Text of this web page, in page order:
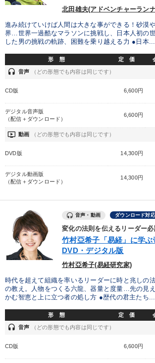
北田雄夫(アドベンチャーラン
進み続けていけば人間は大きな事ができる！砂漠
界…世界一過酷なマラソンに挑戦し、日本人初の
した男の挑戦の軌跡、困難を乗り越える力 ●日本...
形 態 定 価
headset 音声 （どの形態でも内容は同じです）
CD版 6,600円
デジタル音声版
（配信＋ダウンロード）
6,600円
ondemand_video 動画 （どの形態でも内容は同じです）
DVD版 14,300円
デジタル動画版
（配信＋ダウンロード）
14,300円
音声・動画 ダウンロード対応
変化の法則を伝えるリーダー
竹村亞希子「易経」に学ぶ
DVD・デジタル版
竹村亞希子(易経研究家)
時代を超えて組織を率いるリーダーに時と兆しの
の教え。人物をつくる六龍、器量と度量…先の見
かむ智恵と上に立つ者の処し方 ●歴代の君主たち...
形 態 定 価
headset 音声 （どの形態でも内容は同じです）
CD版 6,600円